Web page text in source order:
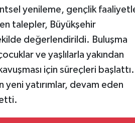
yenileme, gençlik
talepler, Büyükşehir
değerlendirildi. Buluşma
ve yaşlılarla yakından
için süreçleri başlattı.
yeni yatırımlar, devam eden